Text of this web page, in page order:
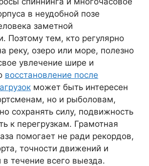
в неудобной позе
заметной
Поэтому тем, кто регулярно
реку, озеро или море, полезно
увлечение шире и
восстановление после
может быть интересен
но и рыболовам,
сохранять силу, подвижность
к перегрузкам. Грамотная
помогает не ради рекордов,
точности движений и
в течение всего выезда.